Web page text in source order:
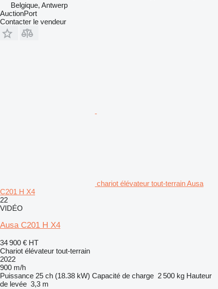
Belgique, Antwerp
AuctionPort
Contacter le vendeur
chariot élévateur tout-terrain Ausa
C201 H X4
22
VIDÉO
Ausa C201 H X4
34 900 € HT
Chariot élévateur tout-terrain
2022
900 m/h
Puissance 25 ch (18.38 kW) Capacité de charge 2 500 kg Hauteur
de levée 3,3 m